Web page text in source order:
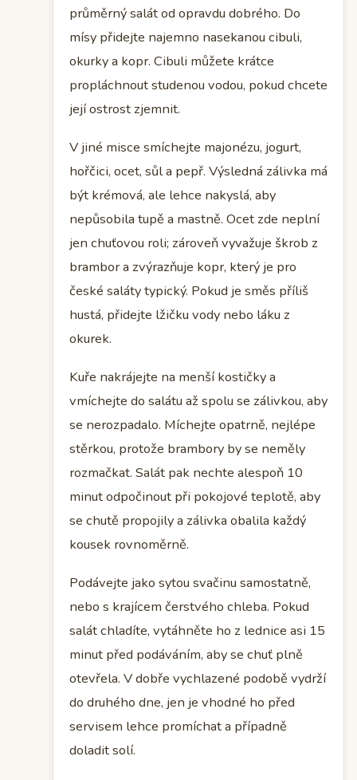
průměrný salát od opravdu dobrého. Do
mísy přidejte najemno nasekanou cibuli,
okurky a kopr. Cibuli můžete krátce
propláchnout studenou vodou, pokud chcete
její ostrost zjemnit.
V jiné misce smíchejte majonézu, jogurt,
hořčici, ocet, sůl a pepř. Výsledná zálivka má
být krémová, ale lehce nakyslá, aby
nepůsobila tupě a mastně. Ocet zde neplní
jen chuťovou roli; zároveň vyvažuje škrob z
brambor a zvýrazňuje kopr, který je pro
české saláty typický. Pokud je směs příliš
hustá, přidejte lžičku vody nebo láku z
okurek.
Kuře nakrájejte na menší kostičky a
vmíchejte do salátu až spolu se zálivkou, aby
se nerozpadalo. Míchejte opatrně, nejlépe
stěrkou, protože brambory by se neměly
rozmačkat. Salát pak nechte alespoň 10
minut odpočinout při pokojové teplotě, aby
se chutě propojily a zálivka obalila každý
kousek rovnoměrně.
Podávejte jako sytou svačinu samostatně,
nebo s krajícem čerstvého chleba. Pokud
salát chladíte, vytáhněte ho z lednice asi 15
minut před podáváním, aby se chuť plně
otevřela. V dobře vychlazené podobě vydrží
do druhého dne, jen je vhodné ho před
servisem lehce promíchat a případně
doladit solí.